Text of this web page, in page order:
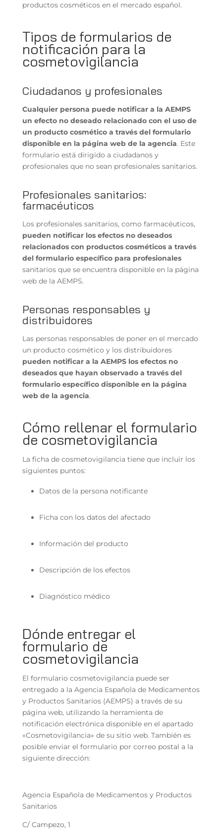
productos cosméticos en el mercado español.
Tipos de formularios de
notificación para la
cosmetovigilancia
Ciudadanos y profesionales
Cualquier persona puede notificar a la AEMPS
un efecto no deseado relacionado con el uso de
un producto cosmético a través del formulario
disponible en la página web de la agencia. Este
formulario está dirigido a ciudadanos y
profesionales que no sean profesionales sanitarios.
Profesionales sanitarios:
farmacéuticos
Los profesionales sanitarios, como farmacéuticos,
pueden notificar los efectos no deseados
relacionados con productos cosméticos a través
del formulario específico para profesionales
sanitarios que se encuentra disponible en la página
web de la AEMPS.
Personas responsables y
distribuidores
Las personas responsables de poner en el mercado
un producto cosmético y los distribuidores
pueden notificar a la AEMPS los efectos no
deseados que hayan observado a través del
formulario específico disponible en la página
web de la agencia.
Cómo rellenar el formulario
de cosmetovigilancia
La ficha de cosmetovigilancia tiene que incluir los
siguientes puntos:
Datos de la persona notificante
Ficha con los datos del afectado
Información del producto
Descripción de los efectos
Diagnóstico médico
Dónde entregar el
formulario de
cosmetovigilancia
El formulario cosmetovigilancia puede ser
entregado a la Agencia Española de Medicamentos
y Productos Sanitarios (AEMPS) a través de su
página web, utilizando la herramienta de
notificación electrónica disponible en el apartado
«Cosmetovigilancia» de su sitio web. También es
posible enviar el formulario por correo postal a la
siguiente dirección:
Agencia Española de Medicamentos y Productos
Sanitarios
C/ Campezo, 1